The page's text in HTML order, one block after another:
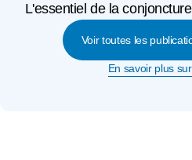
L'essentiel de la
Voir toutes les
En savoir plus